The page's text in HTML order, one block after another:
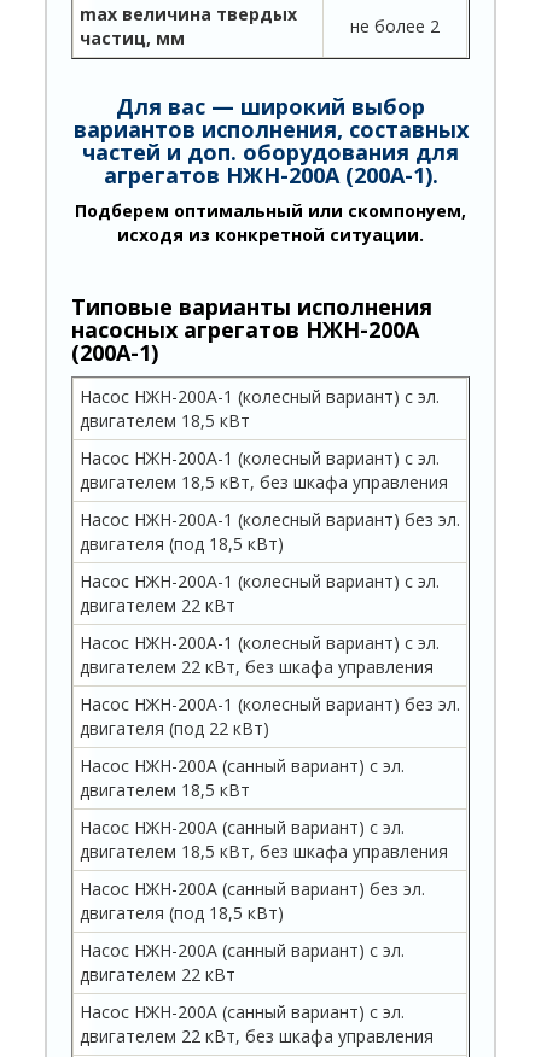
max величина твердых
частиц, мм
не более 2
Для вас — широкий выбор
вариантов исполнения, составных
частей и доп. оборудования для
агрегатов НЖН-200А (200А-1).
Подберем оптимальный или скомпонуем,
исходя из конкретной ситуации.
Типовые варианты исполнения
насосных агрегатов НЖН-200А
(200А-1)
Насос НЖН-200А-1 (колесный вариант) с эл.
двигателем 18,5 кВт
Насос НЖН-200А-1 (колесный вариант) с эл.
двигателем 18,5 кВт, без шкафа управления
Насос НЖН-200А-1 (колесный вариант) без эл.
двигателя (под 18,5 кВт)
Насос НЖН-200А-1 (колесный вариант) с эл.
двигателем 22 кВт
Насос НЖН-200А-1 (колесный вариант) с эл.
двигателем 22 кВт, без шкафа управления
Насос НЖН-200А-1 (колесный вариант) без эл.
двигателя (под 22 кВт)
Насос НЖН-200А (санный вариант) с эл.
двигателем 18,5 кВт
Насос НЖН-200А (санный вариант) с эл.
двигателем 18,5 кВт, без шкафа управления
Насос НЖН-200А (санный вариант) без эл.
двигателя (под 18,5 кВт)
Насос НЖН-200А (санный вариант) с эл.
двигателем 22 кВт
Насос НЖН-200А (санный вариант) с эл.
двигателем 22 кВт, без шкафа управления